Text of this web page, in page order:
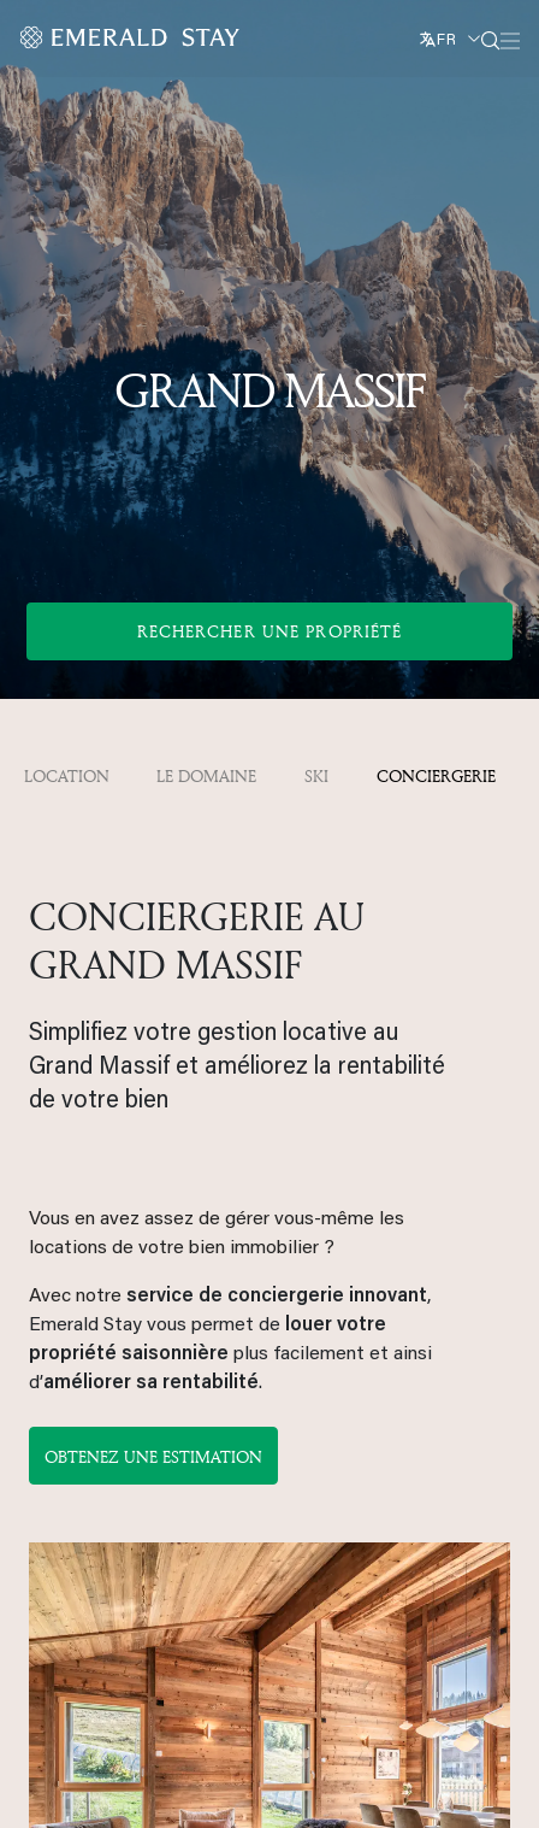
GRAND MASSIF
FR
RECHERCHER UNE PROPRIÉTÉ
LOCATION LE DOMAINE SKI CONCIERGERIE
CONCIERGERIE AU
GRAND MASSIF
Simplifiez votre gestion locative au
Grand Massif et améliorez la rentabilité
de votre bien
Vous en avez assez de gérer vous-même les
locations de votre bien immobilier ?
Avec notre service de conciergerie innovant,
Emerald Stay vous permet de louer votre
propriété saisonnière plus facilement et ainsi
d’améliorer sa rentabilité.
OBTENEZ UNE ESTIMATION